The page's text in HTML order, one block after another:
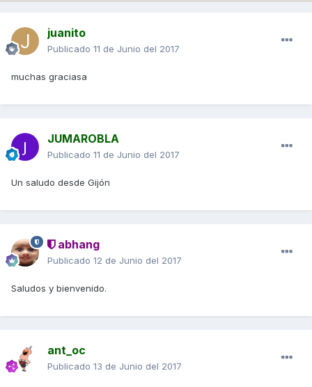
juanito
Publicado 11 de Junio del 2017
muchas graciasa
JUMAROBLA
Publicado 11 de Junio del 2017
Un saludo desde Gijón
abhang
Publicado 12 de Junio del 2017
Saludos y bienvenido.
ant_oc
Publicado 13 de Junio del 2017